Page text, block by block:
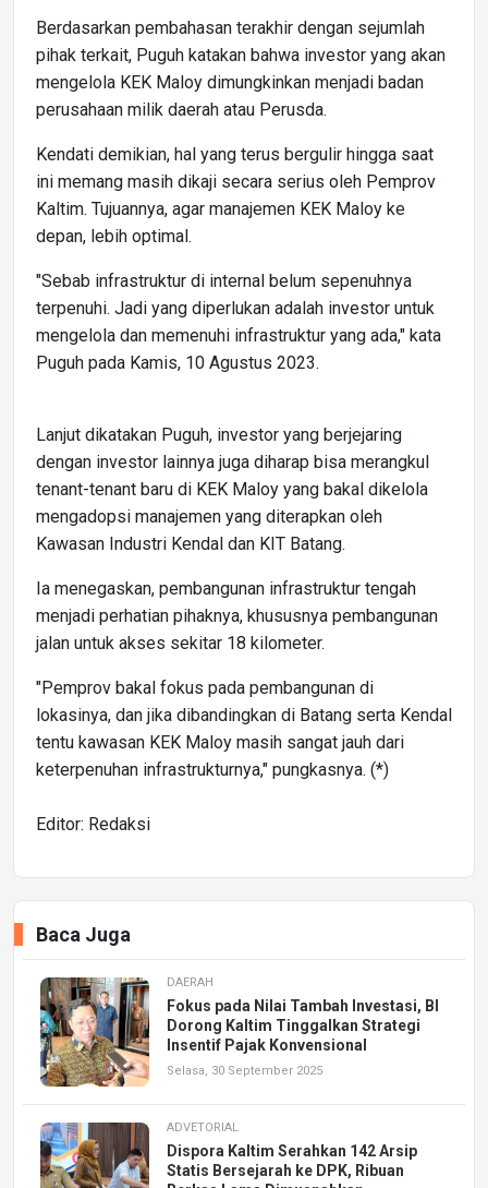
Berdasarkan pembahasan terakhir dengan sejumlah
pihak terkait, Puguh katakan bahwa investor yang akan
mengelola KEK Maloy dimungkinkan menjadi badan
perusahaan milik daerah atau Perusda.
Kendati demikian, hal yang terus bergulir hingga saat
ini memang masih dikaji secara serius oleh Pemprov
Kaltim. Tujuannya, agar manajemen KEK Maloy ke
depan, lebih optimal.
"Sebab infrastruktur di internal belum sepenuhnya
terpenuhi. Jadi yang diperlukan adalah investor untuk
mengelola dan memenuhi infrastruktur yang ada," kata
Puguh pada Kamis, 10 Agustus 2023.
Lanjut dikatakan Puguh, investor yang berjejaring
dengan investor lainnya juga diharap bisa merangkul
tenant-tenant baru di KEK Maloy yang bakal dikelola
mengadopsi manajemen yang diterapkan oleh
Kawasan Industri Kendal dan KIT Batang.
Ia menegaskan, pembangunan infrastruktur tengah
menjadi perhatian pihaknya, khususnya pembangunan
jalan untuk akses sekitar 18 kilometer.
"Pemprov bakal fokus pada pembangunan di
lokasinya, dan jika dibandingkan di Batang serta Kendal
tentu kawasan KEK Maloy masih sangat jauh dari
keterpenuhan infrastrukturnya," pungkasnya. (*)
Editor: Redaksi
Baca Juga
DAERAH
Fokus pada Nilai Tambah Investasi, BI
Dorong Kaltim Tinggalkan Strategi
Insentif Pajak Konvensional
Selasa, 30 September 2025
ADVETORIAL
Dispora Kaltim Serahkan 142 Arsip
Statis Bersejarah ke DPK, Ribuan